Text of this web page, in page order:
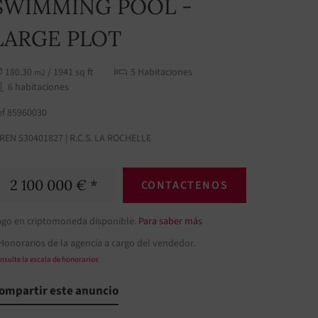
POOL -
PLOT
180.30 m2 / 1941 sq ft
5 Habitaciones
6 habitaciones
85960030
530401827 | R.C.S. LA ROCHELLE
2 100 000 € * CONTACTENOS
en criptomoneda disponible. Para saber más
de la agencia a cargo del vendedor.
la escala de honorarios
este anuncio